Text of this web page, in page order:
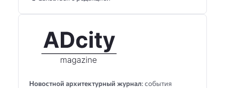
Новостной архитектурный журнал: события